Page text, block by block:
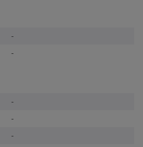
-
-
-
-
-